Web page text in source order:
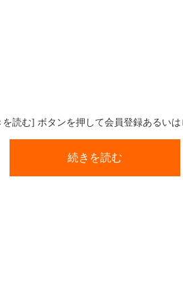
読む] ボタンを押して会員登録あるいは
続きを読む